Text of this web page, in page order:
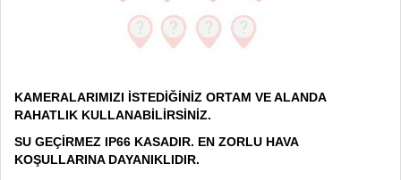
KAMERALARIMIZI İSTEDİĞİNİZ ORTAM VE ALANDA
RAHATLIK KULLANABİLİRSİNİZ.
SU GEÇİRMEZ IP66 KASADIR. EN ZORLU HAVA
KOŞULLARINA DAYANIKLIDIR.